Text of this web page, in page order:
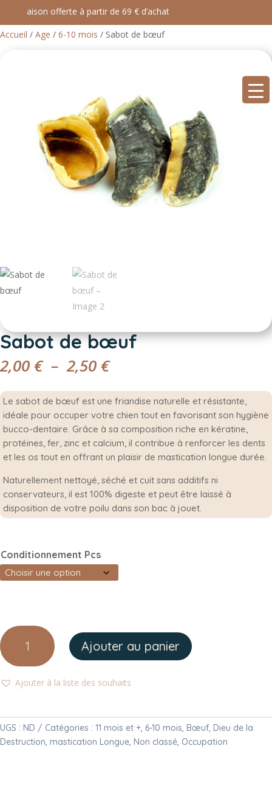
Livraison offerte à partir de 69 € d’achat
Accueil / Age / 6-10 mois / Sabot de bœuf
Sabot de bœuf
2,00€ – 2,50€Plage
prix :
2,00 €
à
2,50 €
Le sabot de bœuf est une friandise naturelle et résistante,
idéale pour occuper votre chien tout en favorisant son hygiène
bucco-dentaire. Grâce à sa composition riche en kératine,
protéines, fer, zinc et calcium, il contribue à renforcer les dents
et les os tout en offrant un plaisir de mastication longue durée.
Naturellement nettoyé, séché et cuit sans additifs ni
conservateurs, il est 100% digeste et peut être laissé à
disposition de votre poilu dans son bac à jouet.
Conditionnement Pcs
quantité
de
Sabot
bœuf
Ajouter au panier
Ajouter à la liste des souhaits
UGS : ND Catégories : 11 mois et +, 6-10 mois, Bœuf, Dieu de la
Destruction, mastication Longue, Non classé, Occupation